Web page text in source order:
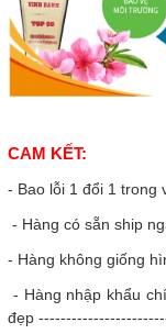
CAM KẾT:
- Bao lỗi 1 đổi 1 trong
- Hàng có sẵn ship
- Hàng không giống
- Hàng nhập khẩu
đẹp